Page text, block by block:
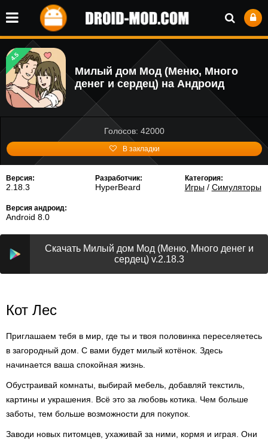
4.5
Милый дом Мод (Меню, Много
денег и сердец) на Андроид
Голосов: 42000
В закладки
Версия:
2.18.3
Разработчик:
HyperBeard
Категория:
Игры/ Симуляторы
Версия андроид:
Android 8.0
Скачать Милый дом Мод (Меню, Много денег и
сердец) v.2.18.3
Кот Лес
Приглашаем тебя в мир, где ты и твоя половинка переселяетесь
в загородный дом. С вами будет милый котёнок. Здесь
начинается ваша спокойная жизнь.
Обустраивай комнаты, выбирай мебель, добавляй текстиль,
картины и украшения. Всё это за любовь котика. Чем больше
заботы, тем больше возможности для покупок.
Заводи новых питомцев, ухаживай за ними, кормя и играя. Они